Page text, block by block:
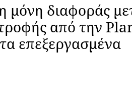
μόνη διαφοράς
από την
επεξεργασμένα